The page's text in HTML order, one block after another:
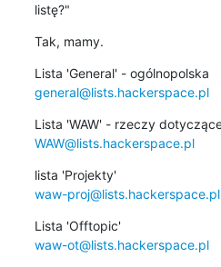
listę?"
Tak, mamy.
general@lists.hackerspace.pl
WAW@lists.hackerspace.pl
waw-proj@lists.hackerspace.pl
waw-ot@lists.hackerspace.pl